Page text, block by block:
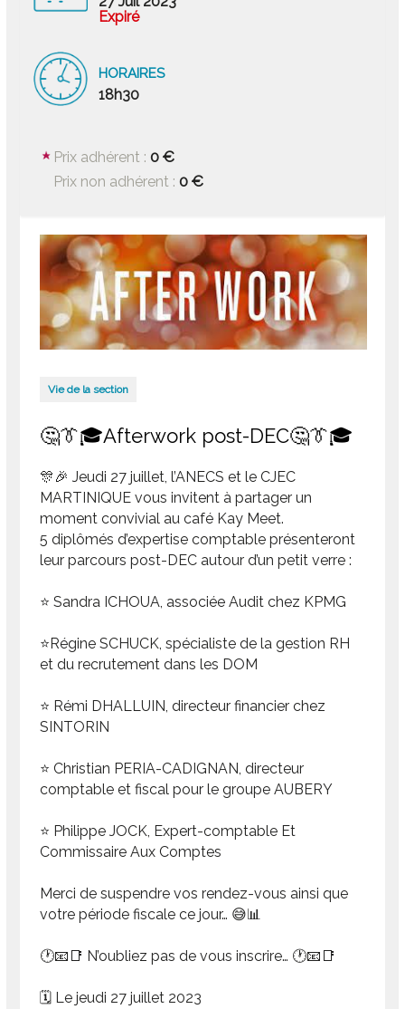
Expiré
HORAIRES
18h30
Prix adhérent :0 €
Prix non adhérent :0 €
Vie de la section
🤔👔🎓Afterwork post-DEC🤔👔🎓
🎊🎉 Jeudi 27 juillet, l’ANECS et le CJEC
MARTINIQUE vous invitent à partager un
moment convivial au café Kay Meet.
5 diplômés d’expertise comptable présenteront
leur parcours post-DEC autour d’un petit verre :
⭐ Sandra ICHOUA, associée Audit chez KPMG
⭐Régine SCHUCK, spécialiste de la gestion RH
et du recrutement dans les DOM
⭐ Rémi DHALLUIN, directeur financier chez
SINTORIN
⭐ Christian PERIA-CADIGNAN, directeur
comptable et fiscal pour le groupe AUBERY
⭐ Philippe JOCK, Expert-comptable Et
Commissaire Aux Comptes
Merci de suspendre vos rendez-vous ainsi que
votre période fiscale ce jour… 😅📊
🕐📧📑 N’oubliez pas de vous inscrire… 🕐📧📑
🗓️ Le jeudi 27 juillet 2023